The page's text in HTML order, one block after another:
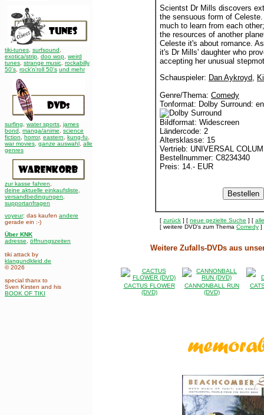
tiki-tunes surfsound
exotica/strip doo wop weird
tunes strange music rockabilly
50's rock'n'roll 50's und mehr
surfing water sports james
bond
manga/anime
science
fiction
horror, eastern kung-fu
war movies ganze auswahl alle
genres
zur kasse fahren
deine aktuelle einkaufsliste
versandbedingungen
supportanfragen
voyeur: das kaufen andere
gerade ein :-)
Über KNK
adresse
öffnungszeiten
tiki attack by
klangundkleid.de
© 2026
special thanx to
Sven Kirsten and his
BOOK OF TIKI
Scientst Dr Mills discovers
the sensuous form of
much to learn from each
the resources of another
Celeste it's about romance.
it's Dr Mills' daughter who
accepting her unusual
Schauspieler: Dan Aykroyd,
Genre/Thema: Comedy
Tonformat: Dolby Surround:
Bildformat: Widescreen
Ländercode: 2
Altersklasse: 15
Vertrieb: UNIVERSAL
Bestellnummer: C8234340
Preis: 14.- EUR
[ zurück ] [ neue gezielte Suche ] [
[ weitere DVD's zum Thema Comedy ]
Weitere Zufalls-DVDs aus
CACTUS FLOWER
(DVD)
CANNONBALL RUN
(DVD)